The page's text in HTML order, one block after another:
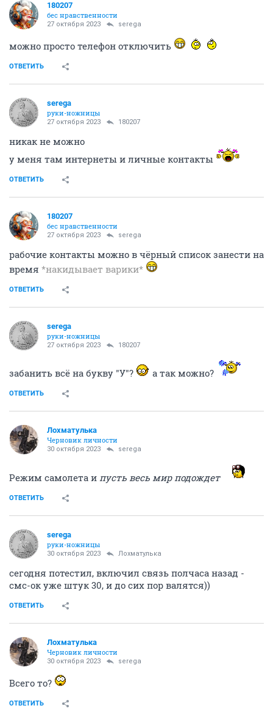
180207
бес нравственности
27 октября 2023 serega
можно просто телефон отключить
ОТВЕТИТЬ
serega
руки-ножницы
27 октября 2023 180207
никак не можно
у меня там интернеты и личные контакты
ОТВЕТИТЬ
180207
бес нравственности
27 октября 2023 serega
рабочие контакты можно в чёрный список занести на
время *накидывает варики*
ОТВЕТИТЬ
serega
руки-ножницы
27 октября 2023 180207
забанить всё на букву "У"? а так можно?
ОТВЕТИТЬ
Лохматулька
Черновик личности
30 октября 2023 serega
Режим самолета и пусть весь мир подождет
ОТВЕТИТЬ
serega
руки-ножницы
30 октября 2023 Лохматулька
сегодня потестил, включил связь полчаса назад -
смс-ок уже штук 30, и до сих пор валятся))
ОТВЕТИТЬ
Лохматулька
Черновик личности
30 октября 2023 serega
Всего то?
ОТВЕТИТЬ